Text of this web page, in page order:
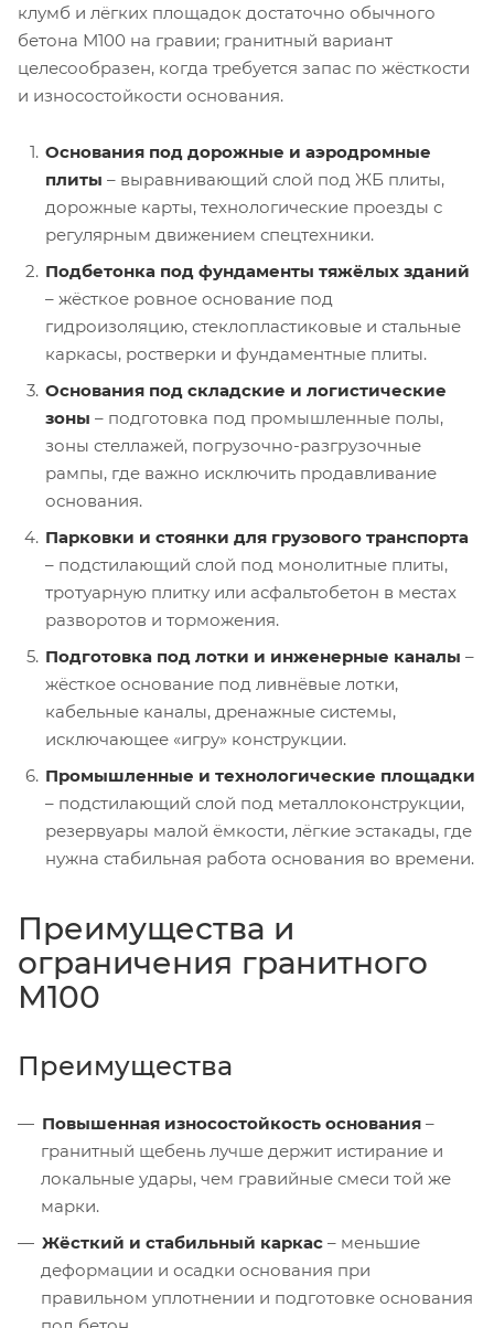
клумб и лёгких площадок достаточно обычного
бетона М100 на гравии; гранитный вариант
целесообразен, когда требуется запас по жёсткости
и износостойкости основания.
Основания под дорожные и аэродромные
плиты – выравнивающий слой под ЖБ плиты,
дорожные карты, технологические проезды с
регулярным движением спецтехники.
Подбетонка под фундаменты тяжёлых зданий
– жёсткое ровное основание под
гидроизоляцию, стеклопластиковые и стальные
каркасы, ростверки и фундаментные плиты.
Основания под складские и логистические
зоны – подготовка под промышленные полы,
зоны стеллажей, погрузочно-разгрузочные
рампы, где важно исключить продавливание
основания.
Парковки и стоянки для грузового транспорта
– подстилающий слой под монолитные плиты,
тротуарную плитку или асфальтобетон в местах
разворотов и торможения.
Подготовка под лотки и инженерные каналы –
жёсткое основание под ливнёвые лотки,
кабельные каналы, дренажные системы,
исключающее «игру» конструкции.
Промышленные и технологические площадки
– подстилающий слой под металлоконструкции,
резервуары малой ёмкости, лёгкие эстакады, где
нужна стабильная работа основания во времени.
Преимущества и
ограничения гранитного
М100
Преимущества
Повышенная износостойкость основания –
гранитный щебень лучше держит истирание и
локальные удары, чем гравийные смеси той же
марки.
Жёсткий и стабильный каркас – меньшие
деформации и осадки основания при
правильном уплотнении и подготовке основания